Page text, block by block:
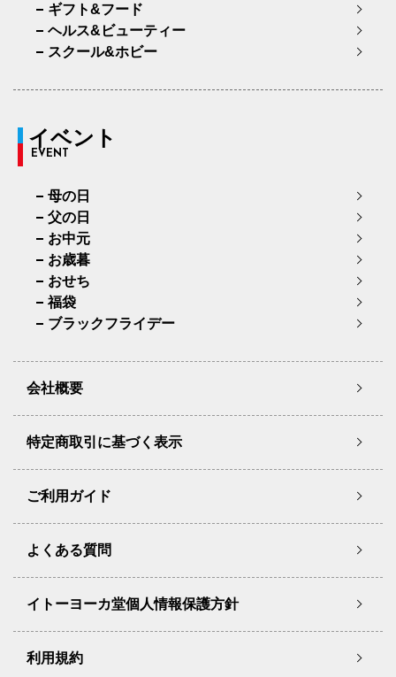
ギフト&フード
ヘルス&ビューティー
スクール&ホビー
イベント
EVENT
母の日
父の日
お中元
お歳暮
おせち
福袋
ブラックフライデー
会社概要
特定商取引に基づく表示
ご利用ガイド
よくある質問
イトーヨーカ堂個人情報保護方針
利用規約